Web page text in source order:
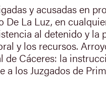
y acusadas en
De La Luz, en
al detenido y la
y los recursos.
Cáceres: la
a los Juzgados de